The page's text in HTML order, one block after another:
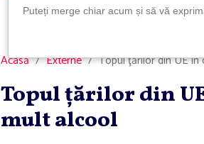
Acasă Externe Topul ţărilor din UE
Topul ţărilor din
mult alcool
Puteți merge chiar acum și să vă